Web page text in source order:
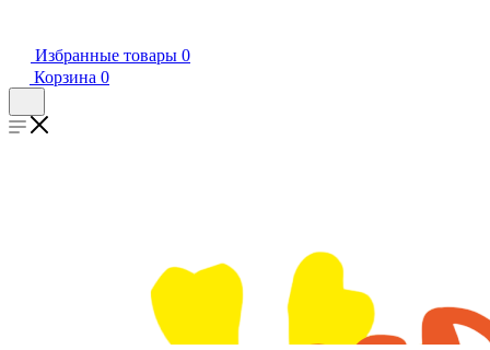
Избранные товары 0
Корзина 0